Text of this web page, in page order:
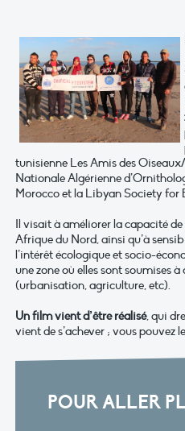
tunisienne Les Amis des
Nationale Algérienne
Morocco et la Libyan Society for
Il visait à améliorer la capacité
Afrique du Nord, ainsi qu’à
l’intérêt écologique et socio-
une zone où elles sont soumises
(urbanisation, agriculture, etc).
Un film vient d’être réalisé, qui
vient de s’achever ; vous pouvez
POUR ALLER